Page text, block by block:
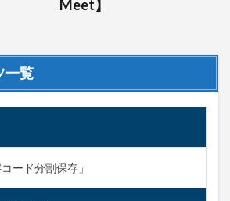
Meet】
一覧
ード分割保存」